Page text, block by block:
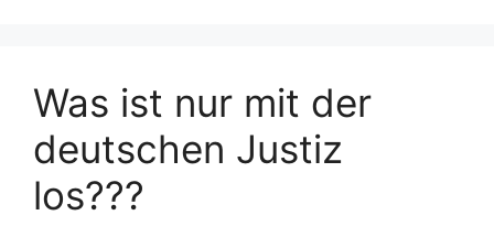
i
n
w
r
t
e
Was ist nur mit der
deutschen Justiz
los???